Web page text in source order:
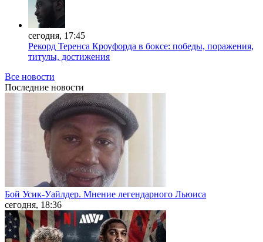
сегодня, 17:45
Рекорд Теренса Кроуфорда в боксе: победы, поражения,
титулы, достижения
Все новости
Последние новости
Бой Усик-Уайлдер. Мнение легендарного Льюиса
сегодня, 18:36